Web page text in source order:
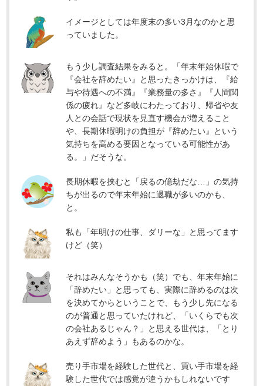
イメージとしては年度末の多い3月なのかと思
っていました。
もう少し調査結果をみると。「年末年始休暇で
『会社を辞めたい』と思ったきっかけは、『給
与や待遇への不満』『業務量の多さ』『人間関
係の疲れ』など多岐にわたっており、帰省や友
人との会話で現状を見直す機会が増えること
や、長期休暇明けの負担が『辞めたい』という
気持ちを高める要因となっている可能性があ
る。」だそうな。
長期休暇を挟むと「戻るの億劫だな…」の気持
ちが出るので年末年始に退職が多いのかも、
と。
私も「年明けの仕事、ダリーな」と思ってます
けど（笑）
それはみんなそうかも（笑）でも、年末年始に
「辞めたい」と思っても、実際に辞めるのは次
を決めてからということで、もう少し先になる
のが普通と思っていたけれど、「いくらでも次
の会社あるじゃん？」と思える世代は、「とり
あえず辞めよう」もあるのかな。
売り手市場を経験した世代と、買い手市場を経
験した世代では感覚が違うかもしれないです